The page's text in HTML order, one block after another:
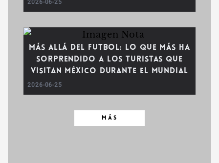
2026-06-25
Más allá del futbol: lo que más ha
sorprendido a los turistas que
visitan México durante el Mundial
2026-06-25
MÁS